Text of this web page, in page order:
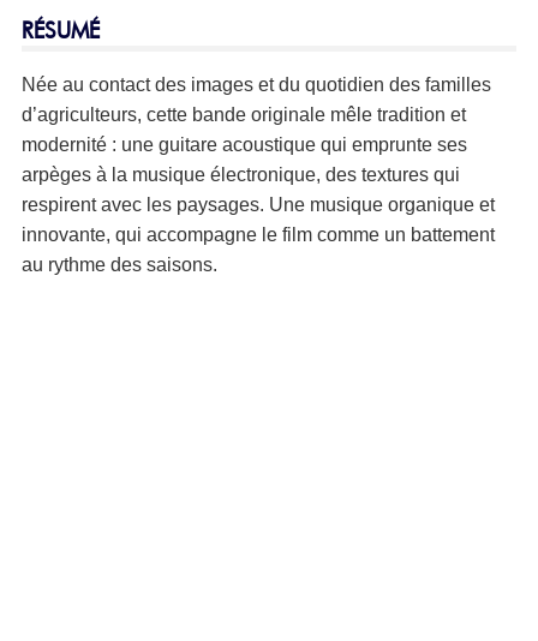
RÉSUMÉ
Née au contact des images et du quotidien des familles
d’agriculteurs, cette bande originale mêle tradition et
modernité : une guitare acoustique qui emprunte ses
arpèges à la musique électronique, des textures qui
respirent avec les paysages. Une musique organique et
innovante, qui accompagne le film comme un battement
au rythme des saisons.